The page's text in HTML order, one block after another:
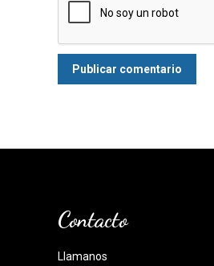
Publicar comentario
Contacto
Llamanos